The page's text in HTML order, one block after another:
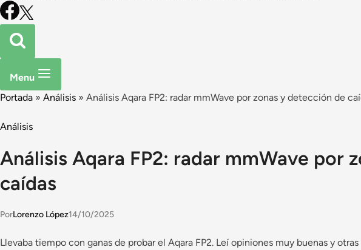
Menu
Portada » Análisis » Análisis Aqara FP2: radar mmWave por zonas y detección de
Análisis
Análisis Aqara FP2: radar mmWave por
caídas
PorLorenzo López14/10/2025
Llevaba tiempo con ganas de probar el Aqara FP2. Leí opiniones muy buenas y